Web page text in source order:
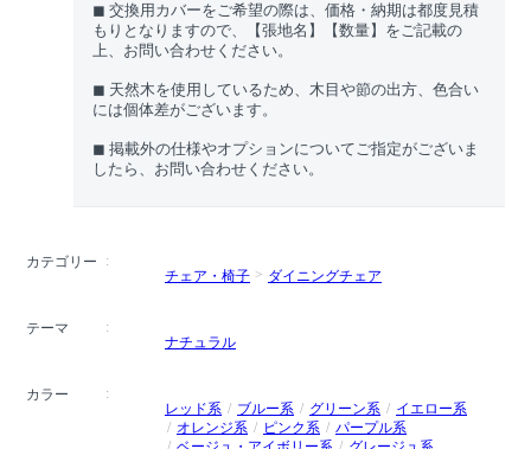
◼︎ 交換用カバーをご希望の際は、価格・納期は都度見積
もりとなりますので、【張地名】【数量】をご記載の
上、お問い合わせください。
◼︎ 天然木を使用しているため、木目や節の出方、色合い
には個体差がございます。
◼︎ 掲載外の仕様やオプションについてご指定がございま
したら、お問い合わせください。
カテゴリー
チェア・椅子
ダイニングチェア
テーマ
ナチュラル
カラー
レッド系
ブルー系 グリーン系
イエロー系
オレンジ系
ピンク系
パープル系